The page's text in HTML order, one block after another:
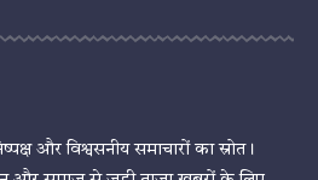
और विश्वसनीय समाचारों का स्रोत।